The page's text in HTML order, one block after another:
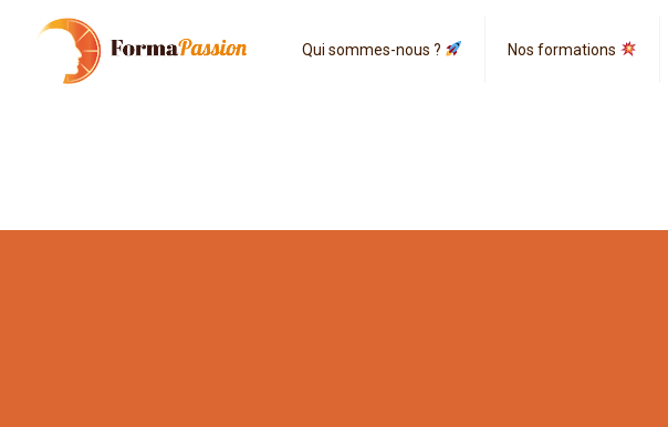
Qui sommes-nous ? Nos formations